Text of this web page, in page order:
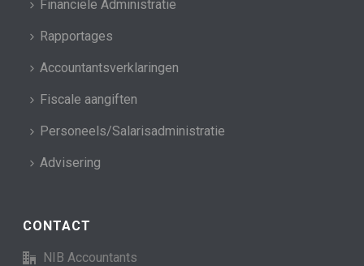
Financiële Administratie
Rapportages
Accountantsverklaringen
Fiscale aangiften
Personeels/Salarisadministratie
Advisering
CONTACT
NIB Accountants